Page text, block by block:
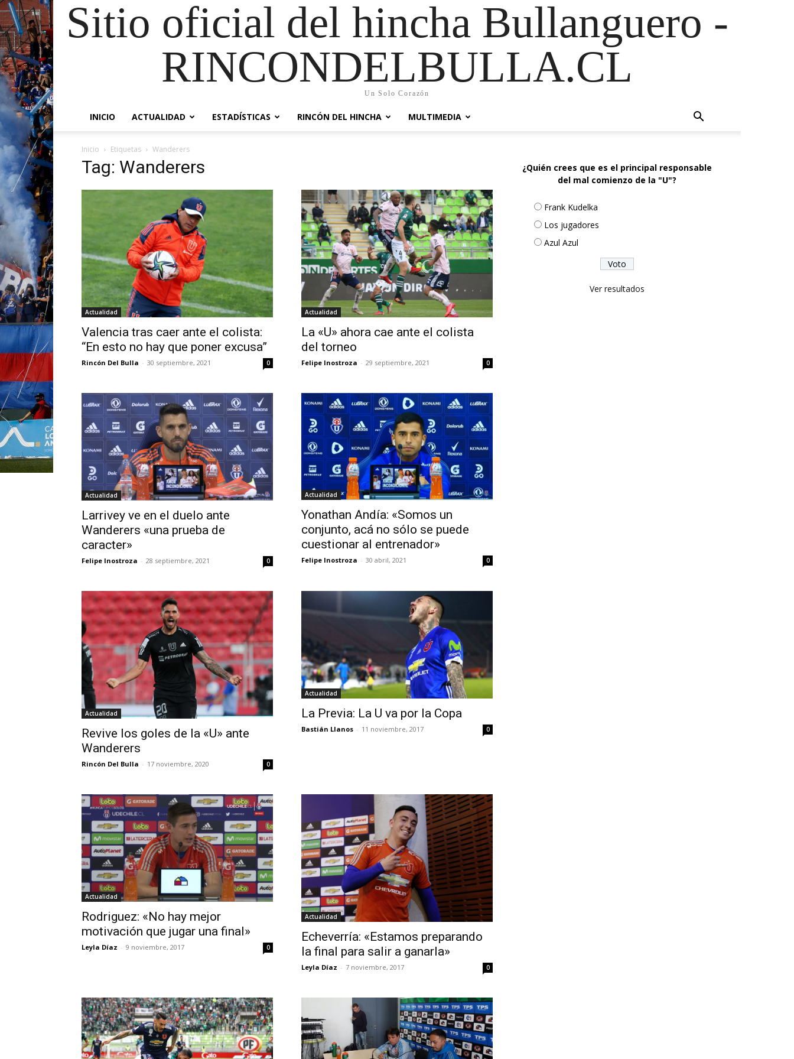
Sitio oficial del hincha Bullanguero -
RINCONDELBULLA.CL
Un Solo Corazón
INICIO ACTUALIDAD ESTADÍSTICAS RINCÓN DEL HINCHA MULTIMEDIA
Inicio Etiquetas Wanderers
Tag: Wanderers
Actualidad
Valencia tras caer ante el colista:
“En esto no hay que poner excusa”
Rincón Del Bulla - 30 septiembre, 2021 0
Actualidad
La «U» ahora cae ante el colista
del torneo
Felipe Inostroza - 29 septiembre, 2021 0
Actualidad
Larrivey ve en el duelo ante
Wanderers «una prueba de
caracter»
Felipe Inostroza - 28 septiembre, 2021 0
Actualidad
Yonathan Andía: «Somos un
conjunto, acá no sólo se puede
cuestionar al entrenador»
Felipe Inostroza - 30 abril, 2021 0
Actualidad
Revive los goles de la «U» ante
Wanderers
Rincón Del Bulla - 17 noviembre, 2020 0
Actualidad
La Previa: La U va por la Copa
Bastián Llanos - 11 noviembre, 2017 0
Actualidad
Rodriguez: «No hay mejor
motivación que jugar una final»
Leyla Díaz - 9 noviembre, 2017 0
Actualidad
Echeverría: «Estamos preparando
la final para salir a ganarla»
Leyla Díaz - 7 noviembre, 2017 0
¿Quién crees que es el principal responsable
del mal comienzo de la "U"?
Frank Kudelka
Los jugadores
Azul Azul
Ver resultados